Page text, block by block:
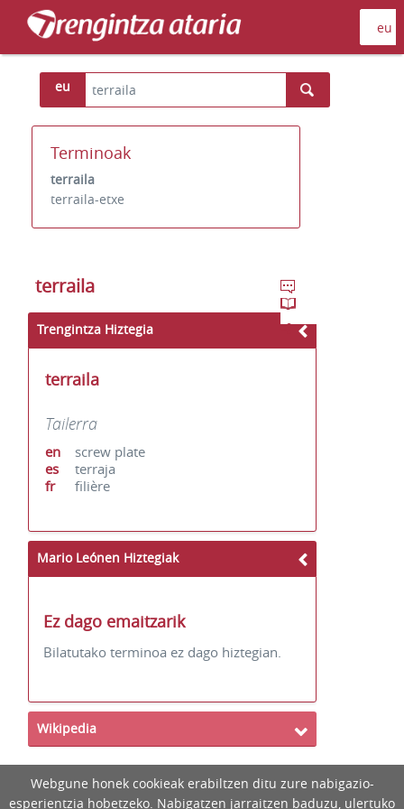
eu
Terminoak
terraila
terraila-etxe
terraila
Trengintza Hiztegia
terraila
Tailerra
en
screw plate
es
terraja
fr
filière
Mario Leónen Hiztegiak
Ez dago emaitzarik
Bilatutako terminoa ez dago hiztegian.
Wikipedia
Webgune honek cookieak erabiltzen ditu zure nabigazio-
esperientzia hobetzeko. Nabigatzen jarraitzen baduzu, ulertuko